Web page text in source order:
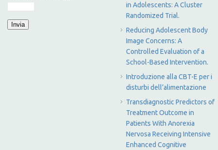
in Adolescents: A Cluster
Randomized Trial.
Reducing Adolescent Body
Image Concerns: A
Controlled Evaluation of a
School-Based Intervention.
Introduzione alla CBT-E per i
disturbi dell’alimentazione
Transdiagnostic Predictors of
Treatment Outcome in
Patients With Anorexia
Nervosa Receiving Intensive
Enhanced Cognitive